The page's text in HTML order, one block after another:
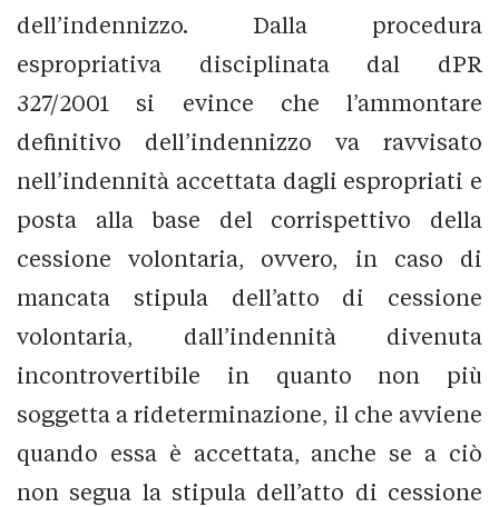
dell’indennizzo. Dalla procedura
espropriativa disciplinata dal dPR
327/2001 si evince che l’ammontare
definitivo dell’indennizzo va ravvisato
nell’indennità accettata dagli espropriati e
posta alla base del corrispettivo della
cessione volontaria, ovvero, in caso di
mancata stipula dell’atto di cessione
volontaria, dall’indennità divenuta
incontrovertibile in quanto non più
soggetta a rideterminazione, il che avviene
quando essa è accettata, anche se a ciò
non segua la stipula dell’atto di cessione